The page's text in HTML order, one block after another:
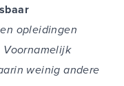
opleidingen
Voornamelijk
weinig andere